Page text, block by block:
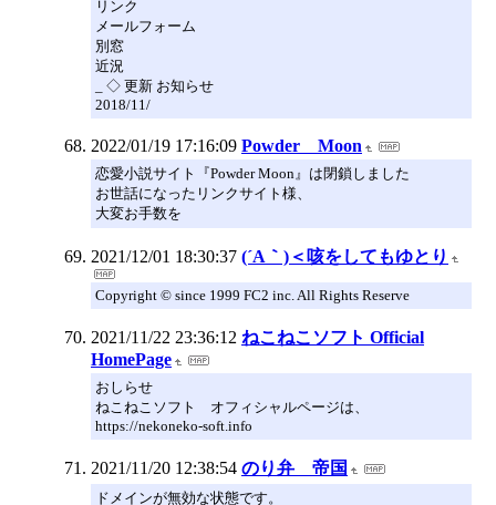
リンク
メールフォーム
別窓
近況
_ ◇ 更新 お知らせ
2018/11/
2022/01/19 17:16:09 Powder Moon
恋愛小説サイト『Powder Moon』は閉鎖しました
お世話になったリンクサイト様、
大変お手数を
2021/12/01 18:30:37 (´A｀)＜咳をしてもゆとり
Copyright © since 1999 FC2 inc. All Rights Reserve
2021/11/22 23:36:12 ねこねこソフト Official
HomePage
おしらせ
ねこねこソフト オフィシャルページは、
https://nekoneko-soft.info
2021/11/20 12:38:54 のり弁 帝国
ドメインが無効な状態です。